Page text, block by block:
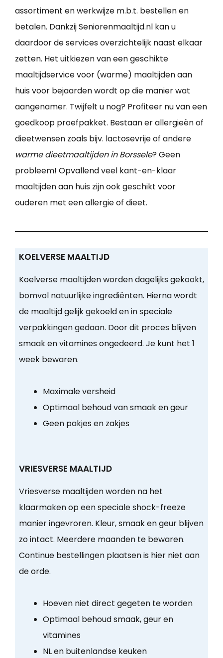
assortiment en werkwijze m.b.t. bestellen en
betalen. Dankzij Seniorenmaaltijd.nl kan u
daardoor de services overzichtelijk naast elkaar
zetten. Het uitkiezen van een geschikte
maaltijdservice voor (warme) maaltijden aan
huis voor bejaarden wordt op die manier wat
aangenamer. Twijfelt u nog? Profiteer nu van een
goedkoop proefpakket. Bestaan er allergieën of
dieetwensen zoals bijv. lactosevrije of andere
warme dieetmaaltijden in Borssele? Geen
probleem! Opvallend veel kant-en-klaar
maaltijden aan huis zijn ook geschikt voor
ouderen met een allergie of dieet.
KOELVERSE MAALTIJD
Koelverse maaltijden worden dagelijks gekookt,
bomvol natuurlijke ingrediënten. Hierna wordt
de maaltijd gelijk gekoeld en in speciale
verpakkingen gedaan. Door dit proces blijven
smaak en vitamines ongedeerd. Je kunt het 1
week bewaren.
Maximale versheid
Optimaal behoud van smaak en geur
Geen pakjes en zakjes
VRIESVERSE MAALTIJD
Vriesverse maaltijden worden na het
klaarmaken op een speciale shock-freeze
manier ingevroren. Kleur, smaak en geur blijven
zo intact. Meerdere maanden te bewaren.
Continue bestellingen plaatsen is hier niet aan
de orde.
Hoeven niet direct gegeten te worden
Optimaal behoud smaak, geur en
vitamines
NL en buitenlandse keuken